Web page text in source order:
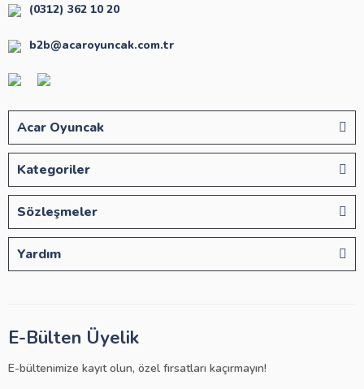
(0312) 362 10 20
b2b@acaroyuncak.com.tr
Acar Oyuncak
Kategoriler
Sözleşmeler
Yardım
E-Bülten Üyelik
E-bültenimize kayıt olun, özel fırsatları kaçırmayın!